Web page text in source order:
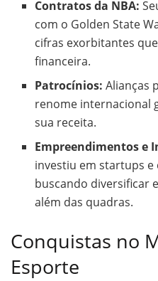
Contratos da NBA:
com o Golden State
cifras exorbitantes
financeira.
Patrocínios: Alianças
renome internacional
sua receita.
Empreendimentos e
investiu em startups
buscando diversificar
além das quadras.
Conquistas no
Esporte